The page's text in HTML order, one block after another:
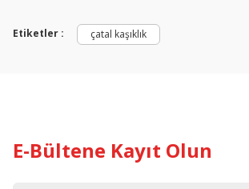
Etiketler : çatal kaşıklık
E-Bültene Kayıt Olun